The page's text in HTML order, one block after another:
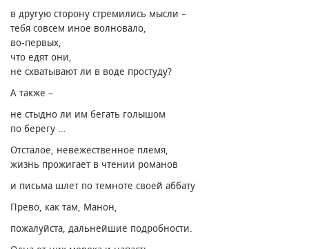
в другую сторону стремились мысли –
тебя совсем иное волновало,
во-первых,
что едят они,
не схватывают ли в воде простуду?
А также –
не стыдно ли им бегать голышом
по берегу …
Отсталое, невежественное племя,
жизнь прожигает в чтении романов
и письма шлет по темноте своей аббату
Прево, как там, Манон,
пожалуйста, дальнейшие подробности.